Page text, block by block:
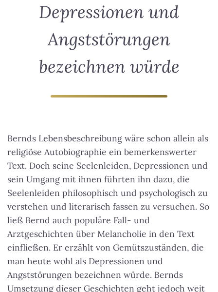
Depressionen und
Angststörungen
bezeichnen würde
Bernds Lebensbeschreibung wäre schon allein als
religiöse Autobiographie ein bemerkenswerter
Text. Doch seine Seelenleiden, Depressionen und
sein Umgang mit ihnen führten ihn dazu, die
Seelenleiden philosophisch und psychologisch zu
verstehen und literarisch fassen zu versuchen. So
ließ Bernd auch populäre Fall- und
Arztgeschichten über Melancholie in den Text
einfließen. Er erzählt von Gemütszuständen, die
man heute wohl als Depressionen und
Angststörungen bezeichnen würde. Bernds
Umsetzung dieser Geschichten geht jedoch weit